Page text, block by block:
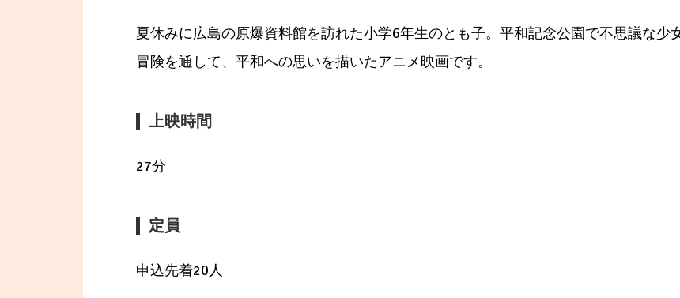
夏休みに広島の原爆資料館を訪れた小学6年生のとも子。平和記念公園で不思議な少
冒険を通して、平和への思いを描いたアニメ映画です。
上映時間
27分
定員
申込先着20人